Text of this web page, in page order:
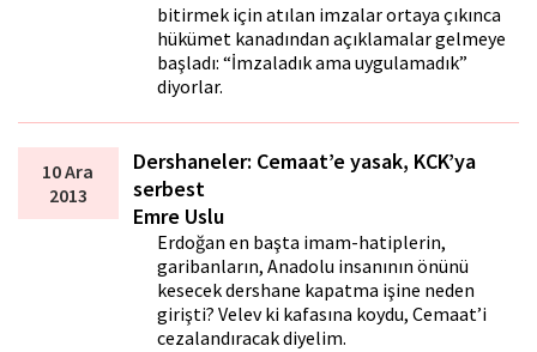
bitirmek için atılan imzalar ortaya çıkınca
hükümet kanadından açıklamalar gelmeye
başladı: “İmzaladık ama uygulamadık”
diyorlar.
10 Ara
2013
Dershaneler: Cemaat’e yasak, KCK’ya
serbest
Emre Uslu
Erdoğan en başta imam-hatiplerin,
garibanların, Anadolu insanının önünü
kesecek dershane kapatma işine neden
girişti? Velev ki kafasına koydu, Cemaat’i
cezalandıracak diyelim.